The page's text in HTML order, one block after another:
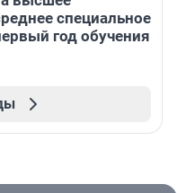
специальное
год обучения